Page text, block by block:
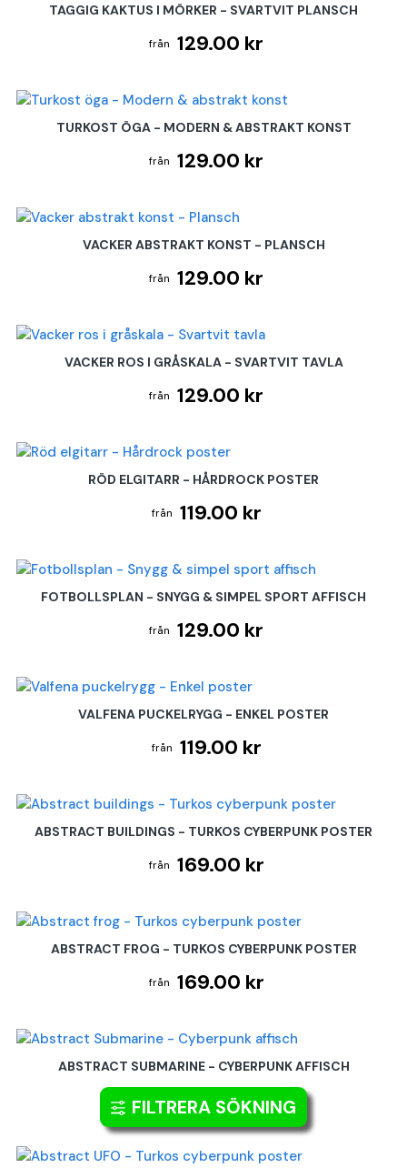
TAGGIG KAKTUS I MÖRKER - SVARTVIT PLANSCH
129.00 kr
TURKOST ÖGA - MODERN & ABSTRAKT KONST
129.00 kr
VACKER ABSTRAKT KONST - PLANSCH
129.00 kr
VACKER ROS I GRÅSKALA - SVARTVIT TAVLA
129.00 kr
RÖD ELGITARR - HÅRDROCK POSTER
119.00 kr
FOTBOLLSPLAN - SNYGG & SIMPEL SPORT AFFISCH
129.00 kr
VALFENA PUCKELRYGG - ENKEL POSTER
119.00 kr
ABSTRACT BUILDINGS - TURKOS CYBERPUNK POSTER
169.00 kr
ABSTRACT FROG - TURKOS CYBERPUNK POSTER
169.00 kr
ABSTRACT SUBMARINE - CYBERPUNK AFFISCH
169.00 kr
FILTRERA SÖKNING